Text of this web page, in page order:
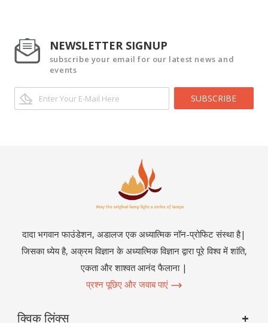
NEWSLETTER SIGNUP
subscribe your email for our latest news and
events
SUBSCRIBE
दादा भगवान फाउंडेशन, अडालज एक अध्यात्मिक नॉन-प्रोफिट संस्था है|
जिसका ध्येय है, अक्रम विज्ञान के अध्यात्मिक विज्ञान द्वारा पूरे विश्व में शांति,
एकता और शाश्वत आनंद फैलाना |
प्रश्न पूछिए और जवाब पाएं
क्विक लिंक्स